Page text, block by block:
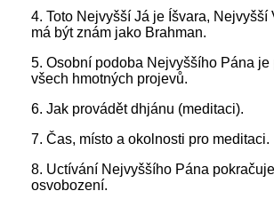
4. Toto Nejvyšší Já je Íšvara, Nejvyšší
má být znám jako Brahman.
5. Osobní podoba Nejvyššího Pána je
všech hmotných projevů.
6. Jak provádět dhjánu (meditaci).
7. Čas, místo a okolnosti pro meditaci.
8. Uctívání Nejvyššího Pána
osvobození.